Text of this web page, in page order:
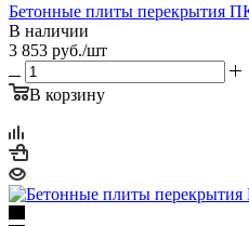
Бетонные плиты перекрытия
В наличии
3 853 руб./шт
В корзину